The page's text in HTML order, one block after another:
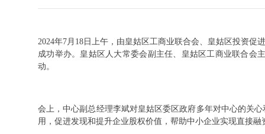
2024年7月18日上午，由皇姑区工商业联合会、皇姑区投资
成功举办。皇姑区人大常委会副主任、皇姑区工商业联合会
动。
会上，中心副总经理李斌对皇姑区委区政府多年对中心的关
用，促进发现和提升企业股权价值，帮助中小企业实现直接